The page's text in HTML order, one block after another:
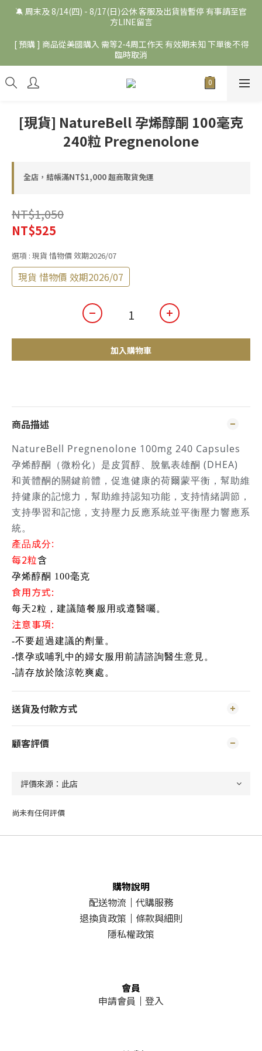
🔕 周末及 8/14(四) - 8/17(日)公休 客服及出貨皆暫停 有事請至官
方LINE留言
[ 預購 ] 商品從美國購入 需等2-4周工作天 有效期未知 下單後不得
臨時取消
[現貨] NatureBell 孕烯醇酮 100毫克
240粒 Pregnenolone
全店，結帳滿NT$1,000 超商取貨免運
NT$1,050
NT$525
選項 : 現貨 惜物價 效期2026/07
現貨 惜物價 效期2026/07
加入購物車
商品描述
NatureBell Pregnenolone 100mg 240 Capsules
孕烯醇酮（微粉化）是皮質醇、脫氫表雄酮 (DHEA)
和黃體酮的關鍵前體，促進健康的荷爾蒙平衡，幫助維
持健康的記憶力，幫助維持認知功能，支持情緒調節，
支持學習和記憶，支持壓力反應系統並平衡壓力響應系
統。
產品成分:
每2粒含
孕烯醇酮 100毫克
食用方式:
每天2粒，建議隨餐服用或遵醫囑。
注意事項:
-不要超過建議的劑量。
-懷孕或哺乳中的婦女服用前請諮詢醫生意見。
-請存放於陰涼乾爽處。
送貨及付款方式
顧客評價
尚未有任何評價
購物說明
配送物流 ｜ 代購服務
退換貨政策 ｜ 條款與細則
隱私權政策
會員
申請會員 ｜ 登入